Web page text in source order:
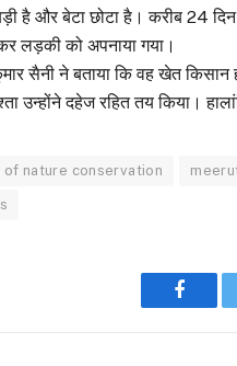
है और बेटा छोटा है। करीब 24
लड़की को अपनाया गया।
सैनी ने बताया कि वह खेत किसान
उन्होंने दहेज रहित तय किया।
of nature conservation